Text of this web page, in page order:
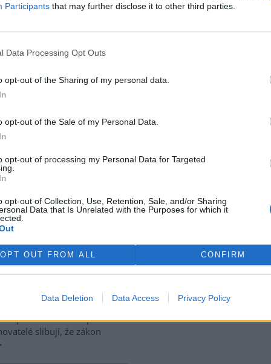
Participants that may further disclose it to other third parties.
Data Processing Opt Outs
opt-out of the Sharing of my personal data.
opt-out of the Sale of my Personal Data.
opt-out of processing my Personal Data for Targeted
opt-out of Collection, Use, Retention, Sale, and/or Sharing
Data that Is Unrelated with the Purposes for which it
OPT OUT FROM ALL CONFIRM
Data Deletion Data Access Privacy Policy
z areálu neratovické
roku. Soukromí
za chlórem zničené porosty
týdnů hodlám podat na
veškeré
zemědělců David
na severovýchodě
toxický odpad, který
prošel začátkem prosince
slibují, že zákon